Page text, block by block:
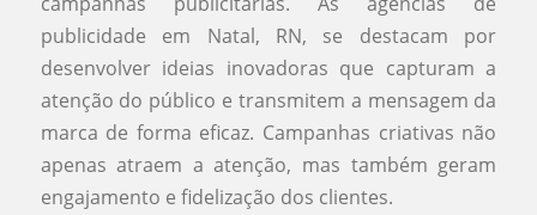
publicidade em Natal, RN, se destacam por
desenvolver ideias inovadoras que capturam a
atenção do público e transmitem a mensagem da
marca de forma eficaz. Campanhas criativas não
apenas atraem a atenção, mas também geram
engajamento e fidelização dos clientes.